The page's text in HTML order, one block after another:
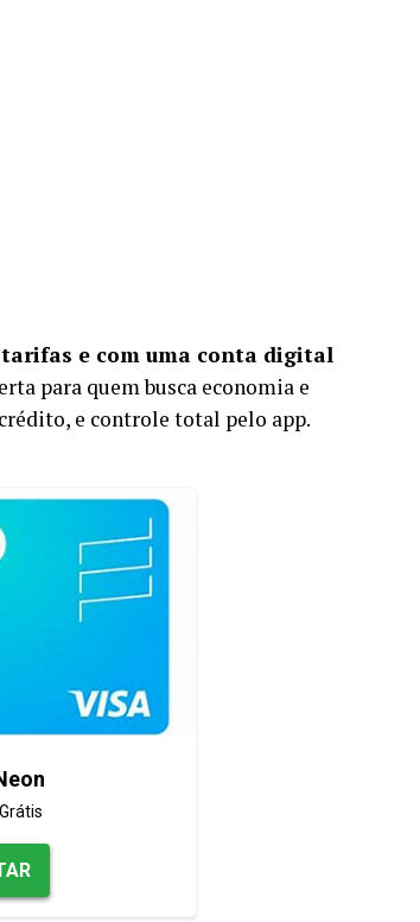
e com uma conta digital
para quem busca economia e
e controle total pelo app.